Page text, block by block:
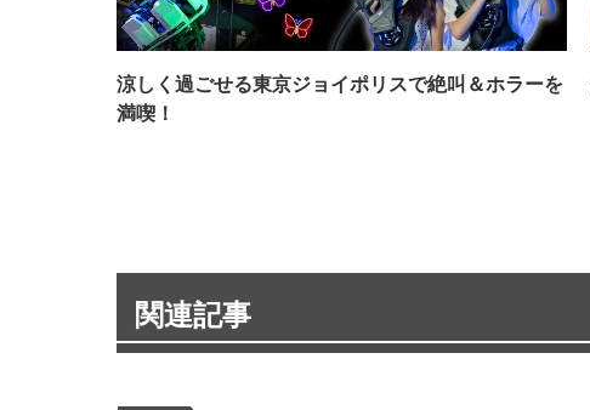
涼しく過ごせる東京ジョイポリスで絶叫＆ホラーを
満喫！
関連記事